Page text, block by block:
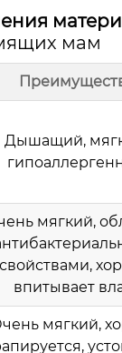
мам
Дышащий,
мягкий,
свойствами,
впитывает
мягкий,